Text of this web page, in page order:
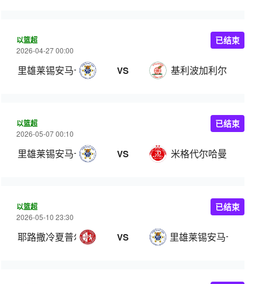
以篮超
2026-04-27 00:00
里雄莱锡安马卡比 VS 基利波加利尔
已结束
以篮超
2026-05-07 00:10
里雄莱锡安马卡比 VS 米格代尔哈曼
已结束
以篮超
2026-05-10 23:30
耶路撒冷夏普尔 VS 里雄莱锡安马卡比
已结束